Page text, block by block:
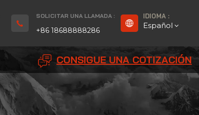
SOLICITAR UNA LLAMADA :
+86 18688888286
IDIOMA :
Español
CONSIGUE UNA COTIZACIÓN